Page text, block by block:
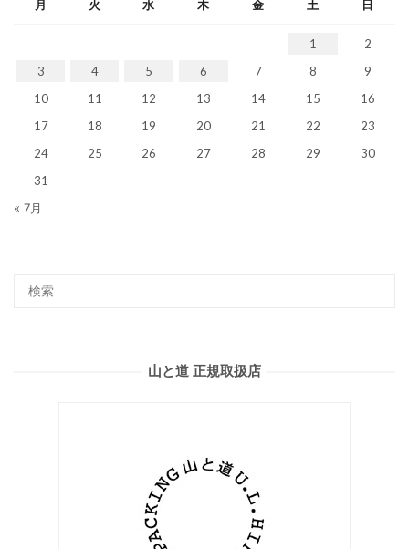
月 火 水 木 金 土 日
1
2
3
4 5 6 7 8
9
10
11 12 13 14 15
16
17
18 19 20 21 22
23
24
25 26 27 28 29
30
31
« 7月
山と道 正規取扱店